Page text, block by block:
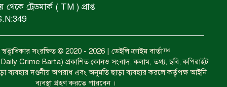
ঝুলন্ত মরদেহ উদ্ধার।
ট্রেডমার্ক ( TM ) প্রাপ্ত
স্বত্বাধিকার সংরক্ষিত © 2020 - 2026 | ডেইলি ক্রাইম বার্তা™
( Daily Crime Barta) প্রকাশিত কোনও সংবাদ, কলাম, তথ্য, ছবি, কপিরাইট
ব্যবহার দণ্ডনীয় অপরাধ এবং অনুমতি ছাড়া ব্যবহার করলে কর্তৃপক্ষ আইনি
ব্যবস্থা গ্রহণ করতে পারবেন ।